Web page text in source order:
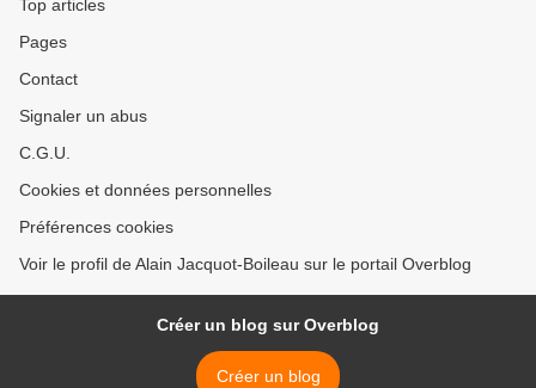
Top articles
Pages
Contact
Signaler un abus
C.G.U.
Cookies et données personnelles
Préférences cookies
Voir le profil de Alain Jacquot-Boileau sur le portail Overblog
Créer un blog sur Overblog
Créer un blog